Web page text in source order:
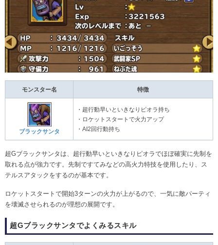
モンスター名 特徴
ブラックサンタ
・超行動早いといきなりピオラ持ち
・ロケットスタートで火力アップ
・AI2回行動持ち
超Gブラックサンタは、超行動早いといきなりピオラでほぼ確実に先制を
取れる点が強力です。先制ですてみなどの高火力特技を使用したり、ス
テルスアタックをするのが基本です。
ロケットスタートで開始3ターンの火力が上がるので、一気に敵パーティ
を壊滅させられるのが理想の展開です。
超Gブラックサンタでよくみるスキル